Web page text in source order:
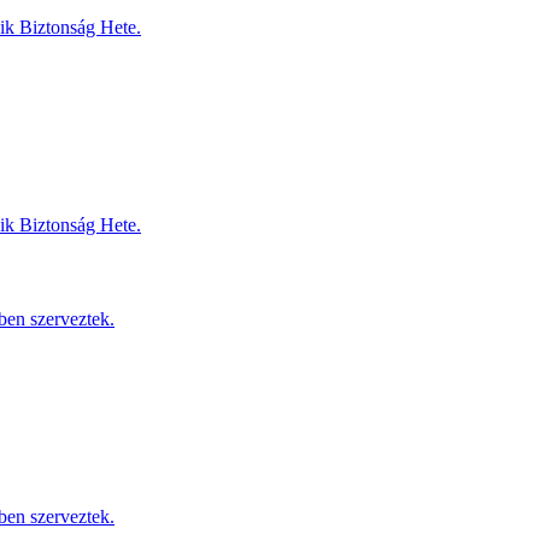
Biztonság Hete.
Biztonság Hete.
szerveztek.
szerveztek.